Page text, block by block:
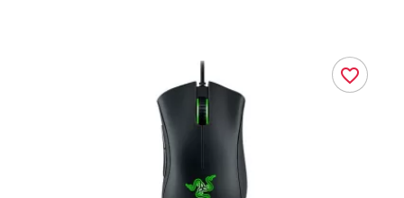
favorite_border